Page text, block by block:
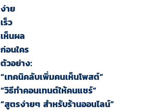
ง่าย
เร็ว
เห็นผล
ก่อนใคร
ตัวอย่าง:
“เทคนิคลับเพิ่มคนเห็นโพสต์”
“วิธีทำคอนเทนต์ให้คนแชร์”
“สูตรง่ายๆ สำหรับร้านออนไลน์”